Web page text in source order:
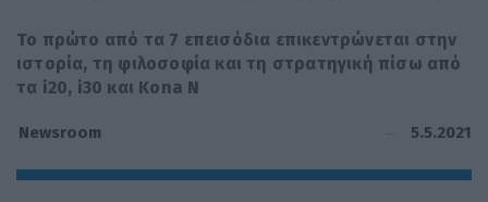
Το πρώτο από τα 7 επεισόδια επικεντρώνεται στην
ιστορία, τη φιλοσοφία και τη στρατηγική πίσω από
τα i20, i30 και Kona N
Newsroom 5.5.2021